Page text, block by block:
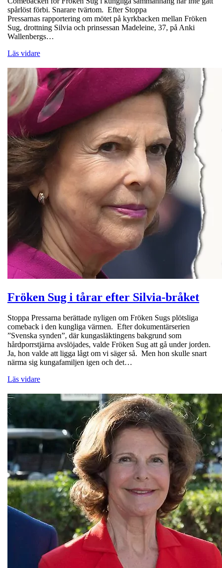
spårlöst förbi. Snarare tvärtom. Efter Stoppa
Pressarnas rapportering om mötet på kyrkbacken mellan Fröken
Sug, drottning Silvia och prinsessan Madeleine, 37, på Anki
Wallenbergs…
Läs vidare
Fröken Sug i tårar efter Silvia-bråket
Stoppa Pressarna berättade nyligen om Fröken Sugs plötsliga
comeback i den kungliga värmen. Efter dokumentärserien
”Svenska synden”, där kungasläktingens bakgrund som
hårdporrstjärna avslöjades, valde Fröken Sug att gå under jorden.
Ja, hon valde att ligga lågt om vi säger så. Men hon skulle snart
närma sig kungafamiljen igen och det…
Läs vidare